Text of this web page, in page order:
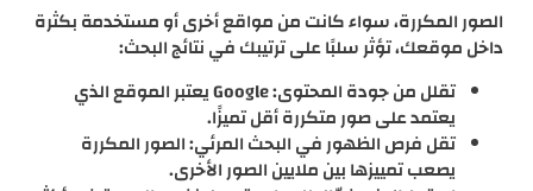
الصور المكررة، سواء كانت من مواقع أخرى أو مستخدمة بكثرة
داخل موقعك، تؤثر سلبًا على ترتيبك في نتائج البحث:
تقلل من جودة المحتوى: Google يعتبر الموقع الذي
يعتمد على صور متكررة أقل تميزًا.
تقل فرص الظهور في البحث المرئي: الصور المكررة
يصعب تمييزها بين ملايين الصور الأخرى.